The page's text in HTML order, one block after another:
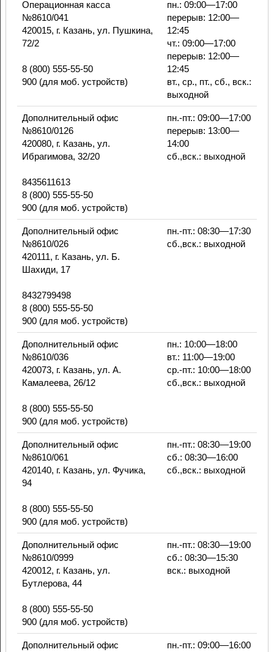
Операционная касса
№8610/041
420015, г. Казань, ул. Пушкина,
72/2
8 (800) 555-55-50
900 (для моб. устройств)
пн.: 09:00—17:00
перерыв: 12:00—
12:45
чт.: 09:00—17:00
перерыв: 12:00—
12:45
вт., ср., пт., сб., вск.:
выходной
Дополнительный офис
№8610/0126
420080, г. Казань, ул.
Ибрагимова, 32/20
8435611613
8 (800) 555-55-50
900 (для моб. устройств)
пн.-пт.: 09:00—17:00
перерыв: 13:00—
14:00
сб.,вск.: выходной
Дополнительный офис
№8610/026
420111, г. Казань, ул. Б.
Шахиди, 17
8432799498
8 (800) 555-55-50
900 (для моб. устройств)
пн.-пт.: 08:30—17:30
сб.,вск.: выходной
Дополнительный офис
№8610/036
420073, г. Казань, ул. А.
Камалеева, 26/12
8 (800) 555-55-50
900 (для моб. устройств)
пн.: 10:00—18:00
вт.: 11:00—19:00
ср.-пт.: 10:00—18:00
сб.,вск.: выходной
Дополнительный офис
№8610/061
420140, г. Казань, ул. Фучика,
94
8 (800) 555-55-50
900 (для моб. устройств)
пн.-пт.: 08:30—19:00
сб.: 08:30—16:00
сб.,вск.: выходной
Дополнительный офис
№8610/0999
420012, г. Казань, ул.
Бутлерова, 44
8 (800) 555-55-50
900 (для моб. устройств)
пн.-пт.: 08:30—19:00
сб.: 08:30—15:30
вск.: выходной
Дополнительный офис
пн.-пт.: 09:00—16:00